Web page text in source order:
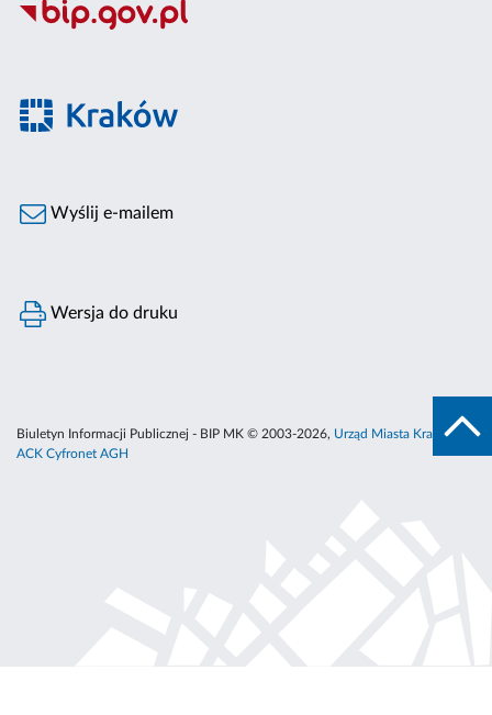
Wyślij e-mailem
Wersja do druku
Biuletyn Informacji Publicznej - BIP MK © 2003-2026, Urząd Miasta Krakowa
ACK Cyfronet AGH